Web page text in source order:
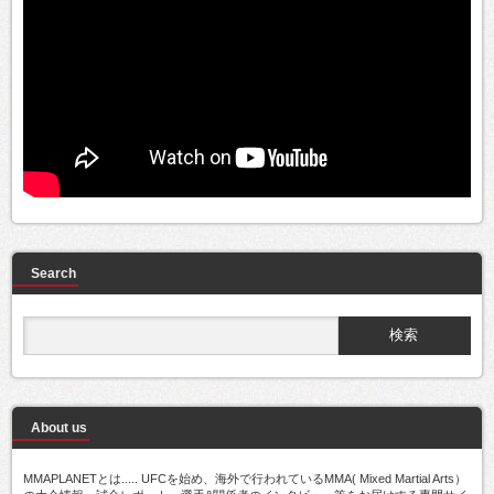
Search
About us
MMAPLANETとは..... UFCを始め、海外で行われているMMA( Mixed Martial Arts）